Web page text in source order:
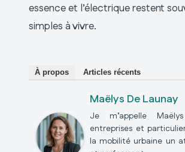
essence et l’électrique restent
simples à vivre.
À propos Articles récents
Maëlys De Launay
Je m’appelle
entreprises et
la mobilité urbaine un